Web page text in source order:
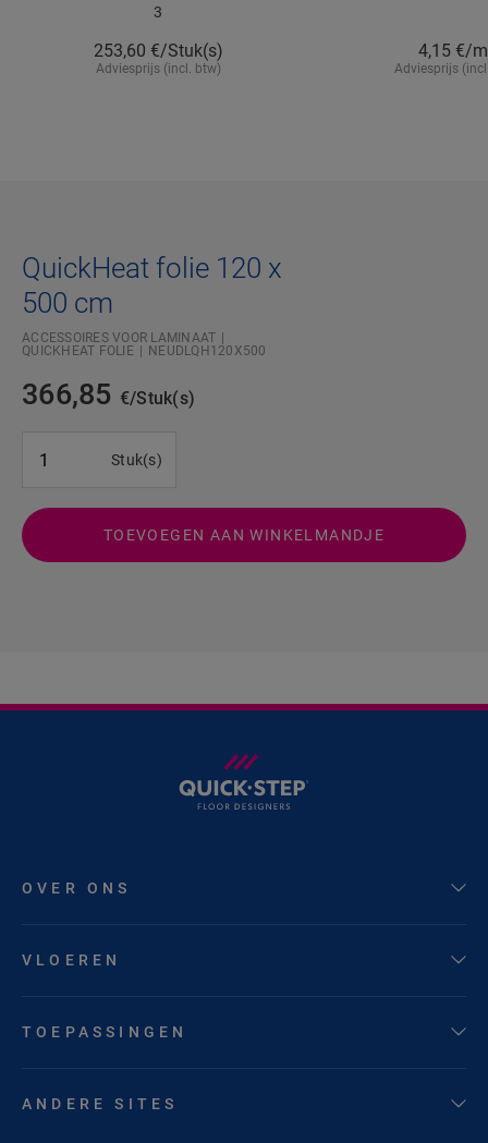
3
253,60 €/Stuk(s)
Adviesprijs (incl. btw)
4,15 €/
Adviesprijs
QuickHeat folie 120 x
500 cm
ACCESSOIRES VOOR LAMINAAT
QUICKHEAT FOLIE
NEUDLQH120X500
366,85 €/Stuk(s)
Stuk(s)
TOEVOEGEN AAN WINKELMANDJE
OVER ONS
VLOEREN
TOEPASSINGEN
ANDERE SITES